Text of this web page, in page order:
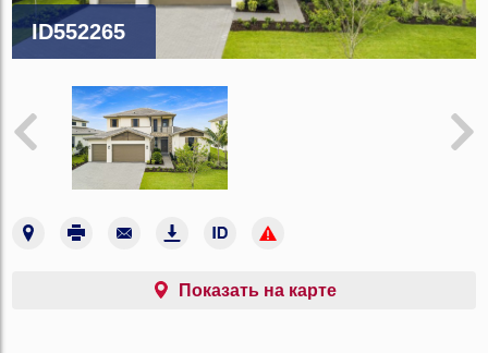
ID552265
Показать на карте